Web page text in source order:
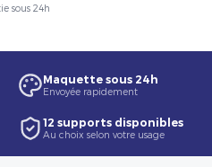
sous 24h
Maquette sous 24h
Envoyée rapidement
12 supports disponibles
Au choix selon votre usage